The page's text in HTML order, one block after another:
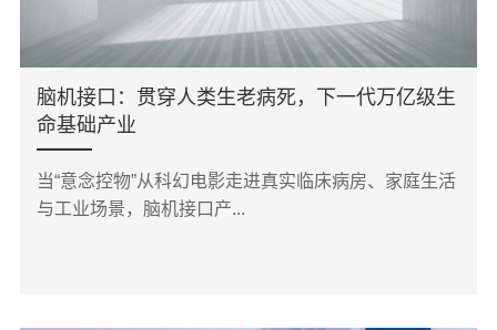
脑机接口：贯穿人类生老病死，下一代万亿级生
命基础产业
当“意念控物”从科幻电影走进真实临床病房、家庭生活
与工业场景，脑机接口产...